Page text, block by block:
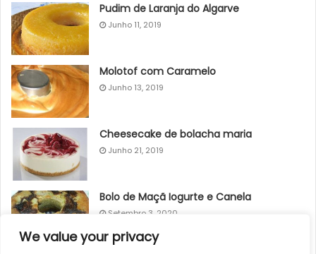
We value your privacy
Pudim de Laranja do Algarve
Junho 11, 2019
Molotof com Caramelo
Junho 13, 2019
Cheesecake de bolacha maria
Junho 21, 2019
Bolo de Maçã Iogurte e Canela
Setembro 3, 2020